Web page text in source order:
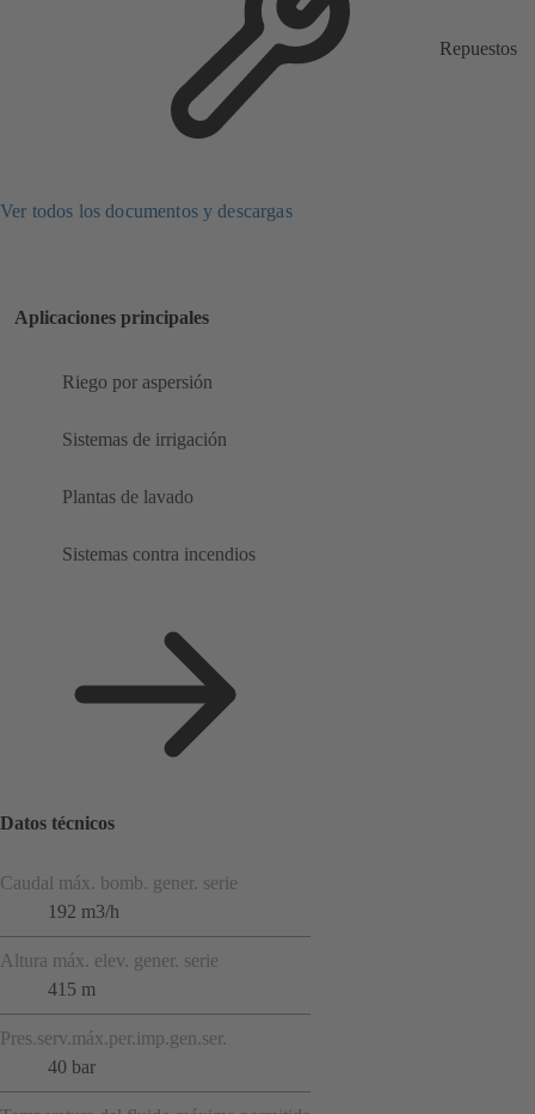
Repuestos
Ver todos los documentos y descargas
Aplicaciones principales
Riego por aspersión
Sistemas de irrigación
Plantas de lavado
Sistemas contra incendios
Datos técnicos
Caudal máx. bomb. gener. serie
192 m3/h
Altura máx. elev. gener. serie
415 m
Pres.serv.máx.per.imp.gen.ser.
40 bar